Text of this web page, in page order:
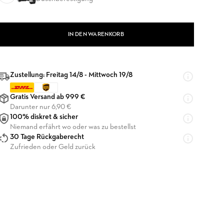
IN DEN WARENKORB
Zustellung: Freitag 14/8 - Mittwoch 19/8
Gratis Versand ab 999 €
Darunter nur 6,90 €
100% diskret & sicher
Niemand erfährt wo oder was zu bestellst
30 Tage Rückgaberecht
Zufrieden oder Geld zurück